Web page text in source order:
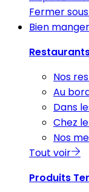
Fermer
Bien manger
Nos
Au
Dans
Chez
Nos
Tout voir
Produits